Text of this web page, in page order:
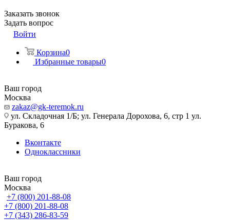
Заказать звонок
Задать вопрос
Войти
Корзина0
Избранные товары0
Ваш город
Москва
zakaz@gk-teremok.ru
ул. Складочная 1/Б; ул. Генерала Дорохова, 6, стр 1 ул.
Буракова, 6
Вконтакте
Одноклассники
Ваш город
Москва
+7 (800) 201-88-08
+7 (800) 201-88-08
+7 (343) 286-83-59